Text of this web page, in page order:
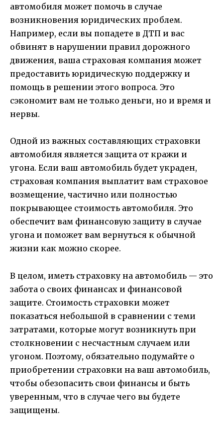
автомобиля может помочь в случае
возникновения юридических проблем.
Например, если вы попадете в ДТП и вас
обвинят в нарушении правил дорожного
движения, ваша страховая компания может
предоставить юридическую поддержку и
помощь в решении этого вопроса. Это
сэкономит вам не только деньги, но и время и
нервы.
Одной из важных составляющих страховки
автомобиля является защита от кражи и
угона. Если ваш автомобиль будет украден,
страховая компания выплатит вам страховое
возмещение, частично или полностью
покрывающее стоимость автомобиля. Это
обеспечит вам финансовую защиту в случае
угона и поможет вам вернуться к обычной
жизни как можно скорее.
В целом, иметь страховку на автомобиль — это
забота о своих финансах и финансовой
защите. Стоимость страховки может
показаться небольшой в сравнении с теми
затратами, которые могут возникнуть при
столкновении с несчастным случаем или
угоном. Поэтому, обязательно подумайте о
приобретении страховки на ваш автомобиль,
чтобы обезопасить свои финансы и быть
уверенным, что в случае чего вы будете
защищены.